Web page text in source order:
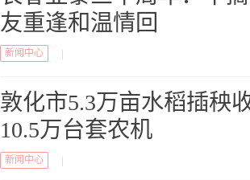
友重逢和温情回
新闻中心
敦化市5.3万亩水稻插秧
10.5万台套农机
新闻中心